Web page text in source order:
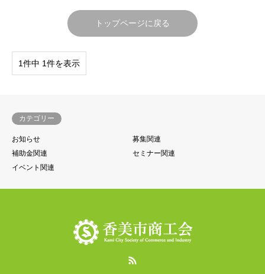
トップページに戻る
1件中 1件を表示
カテゴリー
お知らせ
募集関連
補助金関連
セミナー関連
イベント関連